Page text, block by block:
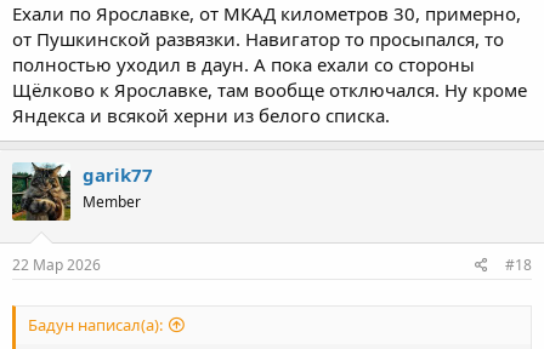
Ехали по Ярославке, от МКАД километров 30, примерно,
от Пушкинской развязки. Навигатор то просыпался, то
полностью уходил в даун. А пока ехали со стороны
Щёлково к Ярославке, там вообще отключался. Ну кроме
Яндекса и всякой херни из белого списка.
garik77
Member
22 Мар 2026 #18
Бадун написал(а):